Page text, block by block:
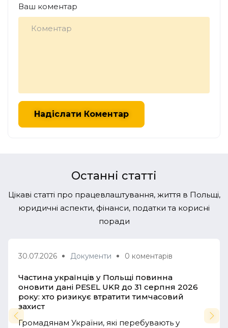
Ваш коментар
Останні статті
Цікаві статті про працевлаштування, життя в Польщі,
юридичні аспекти, фінанси, податки та корисні
поради
30.07.2026 Документи 0 коментарів
Частина українців у Польщі повинна
оновити дані PESEL UKR до 31 серпня 2026
року: хто ризикує втратити тимчасовий
захист
Громадянам України, які перебувають у